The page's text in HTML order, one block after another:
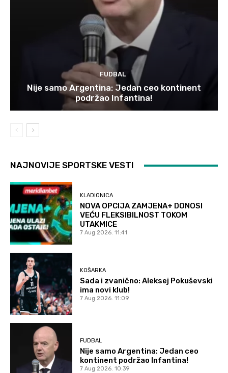
FUDBAL
Nije samo Argentina: Jedan ceo kontinent
podržao Infantina!
NAJNOVIJE SPORTSKE VESTI
KLADIONICA
NOVA OPCIJA ZAMJENA+ DONOSI
VEĆU FLEKSIBILNOST TOKOM
UTAKMICE
7 Aug 2026. 11:41
KOŠARKA
Sada i zvanično: Aleksej Pokuševski
ima novi klub!
7 Aug 2026. 11:09
FUDBAL
Nije samo Argentina: Jedan ceo
kontinent podržao Infantina!
7 Aug 2026. 10:39